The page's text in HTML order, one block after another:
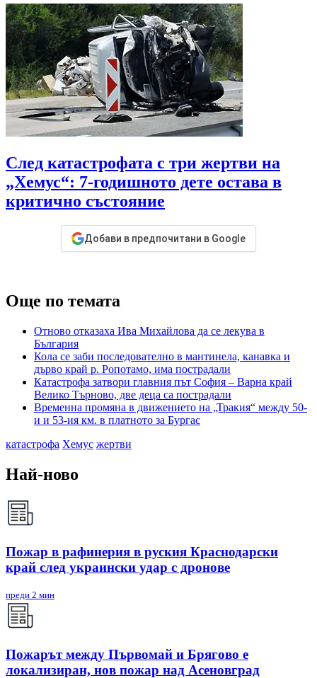
След катастрофата с три жертви на
„Хемус“: 7-годишното дете остава в
критично състояние
Добави в предпочитани в Google
Още по темата
Отново отказаха Ива Михайлова да се лекува в
България
Кола се заби последователно в мантинела, канавка и
дърво край р. Ропотамо, има пострадали
Катастрофа затвори главния път София – Варна край
Велико Търново, две деца са пострадали
Временна промяна в движението на „Тракия“ между 50-
и и 53-ия км. в платното за Бургас
катастрофа Хемус жертви
Най-ново
Пожар в рафинерия в руския Краснодарски
край след украински удар с дронове
преди 2 мин
Пожарът между Първомай и Брягово е
локализиран, нов пожар над Асеновград